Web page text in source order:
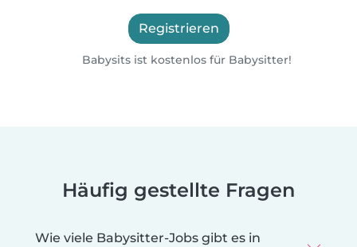
Registrieren
Babysits ist kostenlos für Babysitter!
Häufig gestellte Fragen
Wie viele Babysitter-Jobs gibt es in